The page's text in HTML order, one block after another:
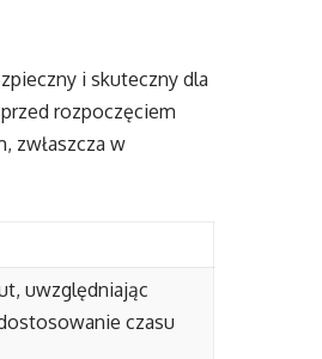
i skuteczny dla
rozpoczęciem
zwłaszcza w
uwzględniając
czasu